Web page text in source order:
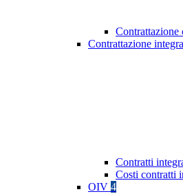
Contrattazione
Contrattazione
Contratti
Costi contratti
OIV 4